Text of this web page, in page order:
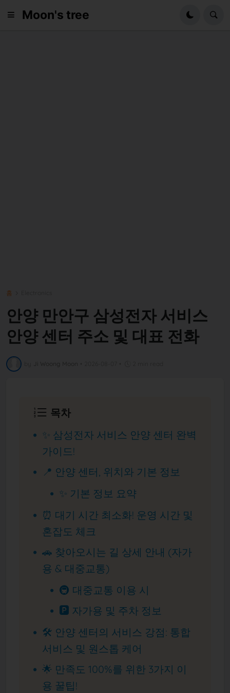
Moon's tree
홈
안양 만안구 삼성전자 서비스
안양 센터 주소 및 대표 전화
목차
✨ 삼성전자 서비스 안양 센터 완벽
가이드!
📍 안양 센터, 위치와 기본 정보
✨ 기본 정보 요약
⏰ 대기 시간 최소화! 운영 시간 및
혼잡도 체크
🚗 찾아오시는 길 상세 안내 (자가
용 & 대중교통)
🚇 대중교통 이용 시
🅿️ 자가용 및 주차 정보
🛠️ 안양 센터의 서비스 강점: 통합
서비스 및 원스톱 케어
🌟 만족도 100%를 위한 3가지 이
용 꿀팁!